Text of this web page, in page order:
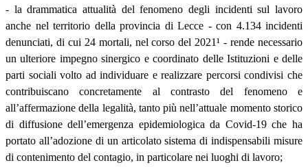
- la drammatica attualità del fenomeno degli incidenti sul lavoro
anche nel territorio della provincia di Lecce - con 4.134 incidenti
denunciati, di cui 24 mortali, nel corso del 2021¹ - rende necessario
un ulteriore impegno sinergico e coordinato delle Istituzioni e delle
parti sociali volto ad individuare e realizzare percorsi condivisi che
contribuiscano concretamente al contrasto del fenomeno e
all’affermazione della legalità, tanto più nell’attuale momento storico
di diffusione dell’emergenza epidemiologica da Covid-19 che ha
portato all’adozione di un articolato sistema di indispensabili misure
di contenimento del contagio, in particolare nei luoghi di lavoro;